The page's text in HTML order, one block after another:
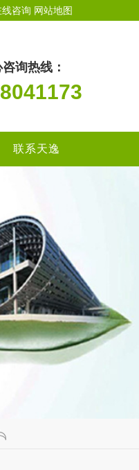
网站地图
线咨询
询热线：
联系天逸